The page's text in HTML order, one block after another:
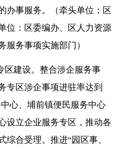
办事服务。（牵头单位：区
位：区委编办、区人力资源
服务事项实施部门）
建设。整合涉企服务事
专区涉企事项进驻率达到
心、埔前镇便民服务中心
设立企业服务专区，推动各
综合受理。推进“园区事、